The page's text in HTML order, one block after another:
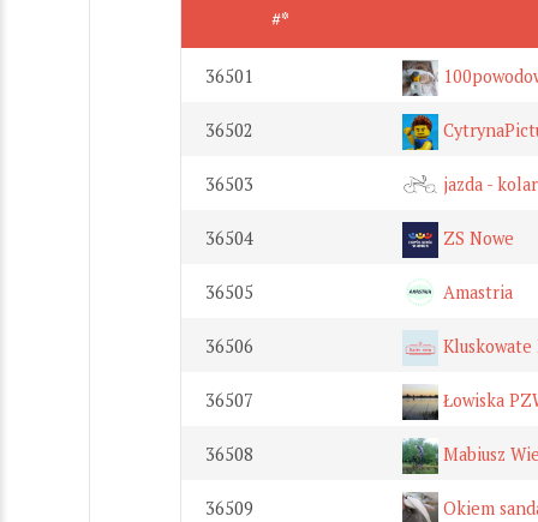
#*
36501
36502
36503 jazda -
36504 ZS Nowe
36505 Amastria
36506 Kluskowate
36507 Łowiska
36508 Mabiusz
36509 Okiem